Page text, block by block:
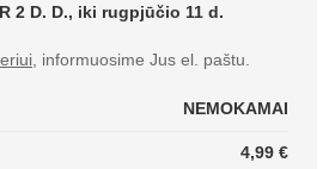
2 D. D., iki rugpjūčio 11 d.
, informuosime Jus el. paštu.
NEMOKAMAI
4,99 €